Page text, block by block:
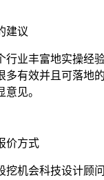
建议
行业丰富地实操经
多有效并且可落地
意见。
价方式
挖机会科技设计顾